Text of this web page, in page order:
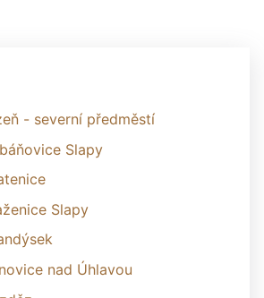
- severní předměstí
Slapy
Slapy
nad Úhlavou